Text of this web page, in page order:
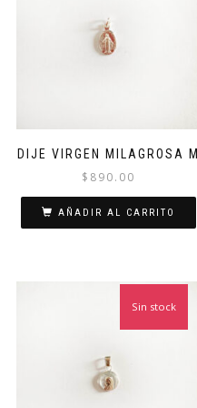
DIJE VIRGEN MILAGROSA M
$ 890.00
AÑADIR AL CARRITO
Sin stock